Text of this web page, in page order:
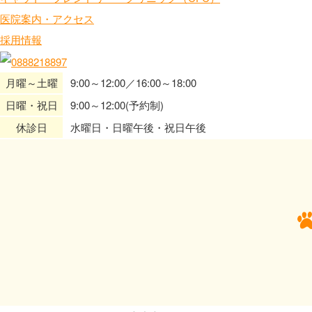
医院案内・アクセス
採用情報
月曜～土曜
9:00～12:00／16:00～18:00
日曜・祝日
9:00～12:00(予約制)
休診日
水曜日・日曜午後・祝日午後